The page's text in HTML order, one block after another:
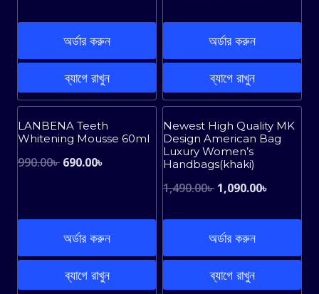
was:
1,190.00৳ .
is:
অর্ডার করুন
ব্যাগে রাখুন
was:
1,690.00৳ .790.00৳ .
অর্ডার করুন
ব্যাগে রাখুন
LANBENA Teeth
Whitening Mousse 60ml
990.00৳ Original
990.00৳ .
690.00৳
অর্ডার করুন
ব্যাগে রাখুন
Sale!
Newest High Quality MK
Design American Bag
Luxury Women’s
Handbags(khaki)
1,490.00৳ Original
was:
1,490.00৳ .
1,090.00৳
অর্ডার করুন
ব্যাগে রাখুন